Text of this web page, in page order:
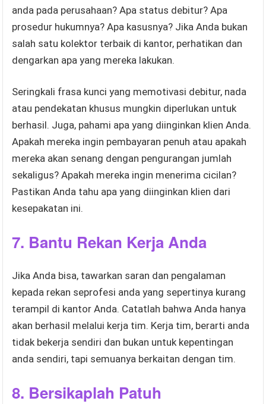
anda pada perusahaan? Apa status debitur? Apa
prosedur hukumnya? Apa kasusnya? Jika Anda bukan
salah satu kolektor terbaik di kantor, perhatikan dan
dengarkan apa yang mereka lakukan.
Seringkali frasa kunci yang memotivasi debitur, nada
atau pendekatan khusus mungkin diperlukan untuk
berhasil. Juga, pahami apa yang diinginkan klien Anda.
Apakah mereka ingin pembayaran penuh atau apakah
mereka akan senang dengan pengurangan jumlah
sekaligus? Apakah mereka ingin menerima cicilan?
Pastikan Anda tahu apa yang diinginkan klien dari
kesepakatan ini.
7. Bantu Rekan Kerja Anda
Jika Anda bisa, tawarkan saran dan pengalaman
kepada rekan seprofesi anda yang sepertinya kurang
terampil di kantor Anda. Catatlah bahwa Anda hanya
akan berhasil melalui kerja tim. Kerja tim, berarti anda
tidak bekerja sendiri dan bukan untuk kepentingan
anda sendiri, tapi semuanya berkaitan dengan tim.
8. Bersikaplah Patuh